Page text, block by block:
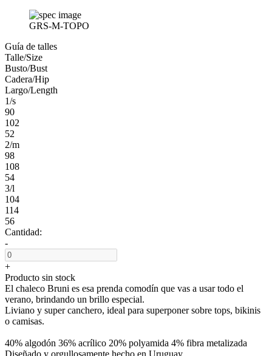
GRS-M-TOPO
Guía de talles
Talle/Size
Busto/Bust
Cadera/Hip
Largo/Length
1/s
90
102
52
2/m
98
108
54
3/l
104
114
56
Cantidad:
-
+
Producto sin stock
El chaleco Bruni es esa prenda comodín que vas a usar todo el
verano, brindando un brillo especial.
Liviano y super canchero, ideal para superponer sobre tops, bikinis
o camisas.
40% algodón 36% acrílico 20% polyamida 4% fibra metalizada
Diseñado y orgullosamente hecho en Uruguay.